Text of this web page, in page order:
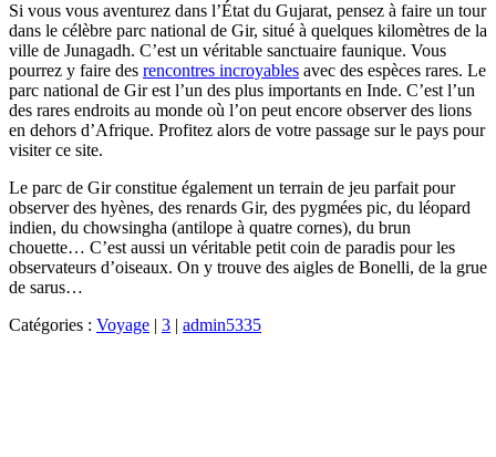
Si vous vous aventurez dans l’État du Gujarat, pensez à faire un tour
dans le célèbre parc national de Gir, situé à quelques kilomètres de la
ville de Junagadh. C’est un véritable sanctuaire faunique. Vous
pourrez y faire des rencontres incroyables avec des espèces rares. Le
parc national de Gir est l’un des plus importants en Inde. C’est l’un
des rares endroits au monde où l’on peut encore observer des lions
en dehors d’Afrique. Profitez alors de votre passage sur le pays pour
visiter ce site.
Le parc de Gir constitue également un terrain de jeu parfait pour
observer des hyènes, des renards Gir, des pygmées pic, du léopard
indien, du chowsingha (antilope à quatre cornes), du brun
chouette… C’est aussi un véritable petit coin de paradis pour les
observateurs d’oiseaux. On y trouve des aigles de Bonelli, de la grue
de sarus…
Catégories : Voyage | 3 | admin5335